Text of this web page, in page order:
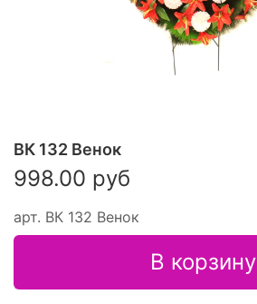
арт. ВК 132 Венок
ВК 132 Венок
998.00 руб
В корзину